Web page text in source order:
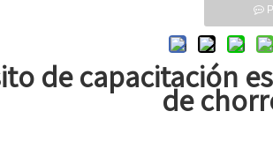
de capacitación
de